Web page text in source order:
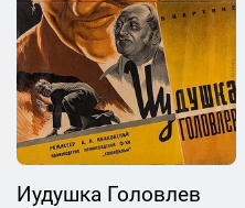
Иудушка Головлев